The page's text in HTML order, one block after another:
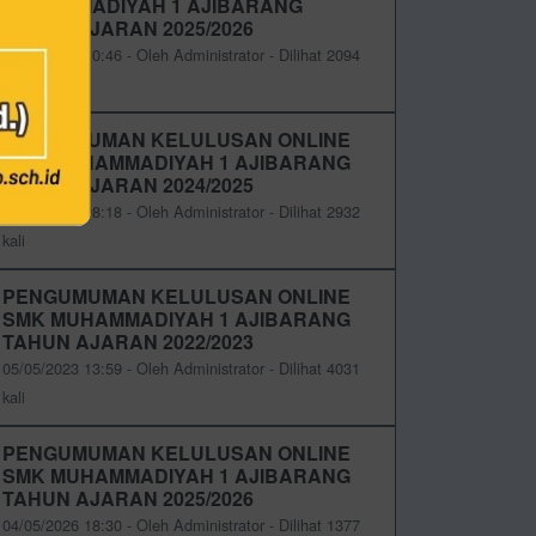
MUHAMMADIYAH 1 AJIBARANG
TAHUN AJARAN 2025/2026
04/05/2026 10:46 - Oleh Administrator - Dilihat 2094
PENGUMUMAN KELULUSAN ONLINE
SMK MUHAMMADIYAH 1 AJIBARANG
TAHUN AJARAN 2024/2025
05/05/2025 08:18 - Oleh Administrator - Dilihat 2932
kali
PENGUMUMAN KELULUSAN ONLINE
SMK MUHAMMADIYAH 1 AJIBARANG
TAHUN AJARAN 2022/2023
05/05/2023 13:59 - Oleh Administrator - Dilihat 4031
kali
PENGUMUMAN KELULUSAN ONLINE
SMK MUHAMMADIYAH 1 AJIBARANG
TAHUN AJARAN 2025/2026
04/05/2026 18:30 - Oleh Administrator - Dilihat 1377